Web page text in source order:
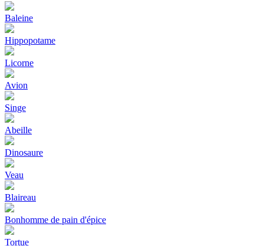
Baleine
Hippopotame
Licorne
Avion
Singe
Abeille
Dinosaure
Veau
Blaireau
Bonhomme de pain d'épice
Tortue